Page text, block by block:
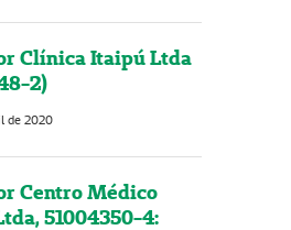
Clínica Itaipú Ltda
2)
de 2020
Centro Médico
51004350-4: